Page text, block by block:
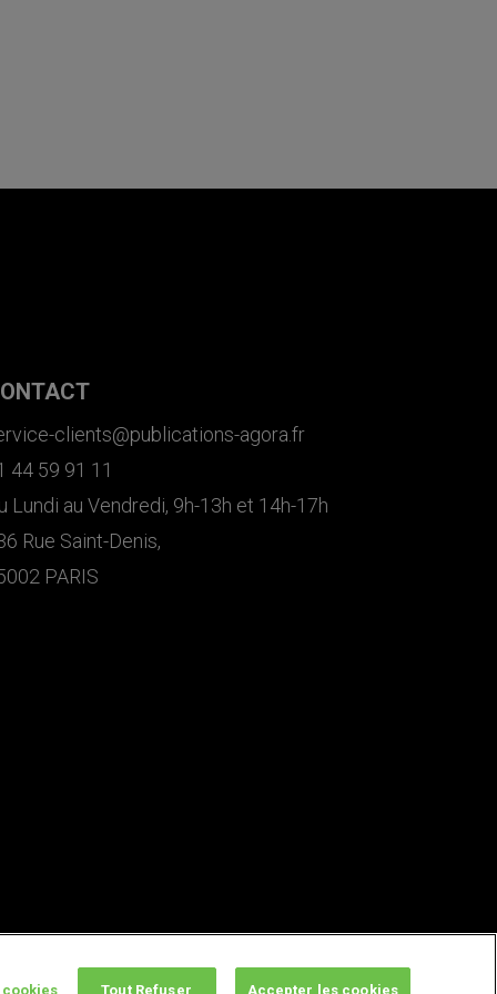
clients@publications-agora.fr
44 59 91 11
Lundi au Vendredi, 9h-13h et 14h-17h
Rue Saint-Denis,
PARIS
Tout Refuser Accepter les cookies